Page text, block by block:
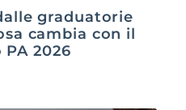
graduatorie
cambia con il
2026